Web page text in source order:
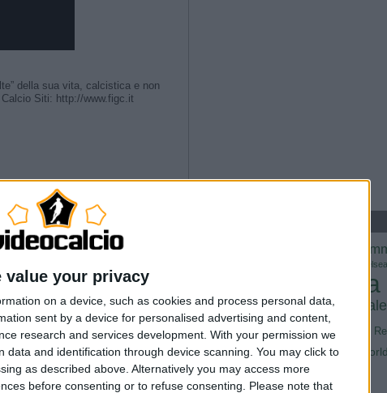
value your privacy
on a device, such as cookies and process personal data,
sent by a device for personalised advertising and content,
research and services development. With your permission we
and identification through device scanning. You may click to
as described above. Alternatively you may access more
before consenting or to refuse consenting.
Please note that
della sua vita, calcistica e non
Siti: http://www.figc.it
Direttore Tecnico
di Malagò
Cup 2027
calcio
Chelsea
Italia
Juventus Lazio Milan Mondiale
2026 Napoli Nazionale
Roma Sampdoria Serie A
WorldCup2026